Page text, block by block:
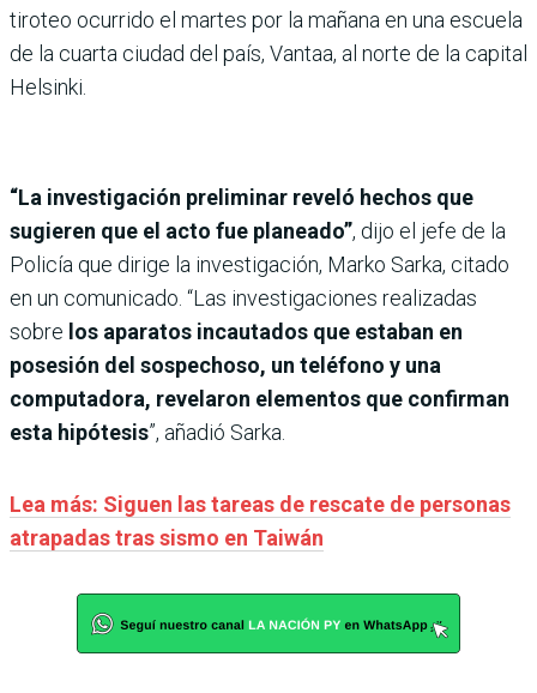
tiroteo ocurrido el martes por la mañana en una escuela
de la cuarta ciudad del país, Vantaa, al norte de la capital
Helsinki.
“La investigación preliminar reveló hechos que
sugieren que el acto fue planeado”, dijo el jefe de la
Policía que dirige la investigación, Marko Sarka, citado
en un comunicado. “Las investigaciones realizadas
sobre los aparatos incautados que estaban en
posesión del sospechoso, un teléfono y una
computadora, revelaron elementos que confirman
esta hipótesis”, añadió Sarka.
Lea más: Siguen las tareas de rescate de personas
atrapadas tras sismo en Taiwán